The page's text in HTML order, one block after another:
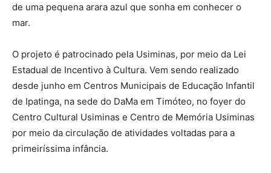
de uma pequena arara azul que sonha em conhecer o
mar.
O projeto é patrocinado pela Usiminas, por meio da Lei
Estadual de Incentivo à Cultura. Vem sendo realizado
desde junho em Centros Municipais de Educação Infantil
de Ipatinga, na sede do DaMa em Timóteo, no foyer do
Centro Cultural Usiminas e Centro de Memória Usiminas
por meio da circulação de atividades voltadas para a
primeiríssima infância.